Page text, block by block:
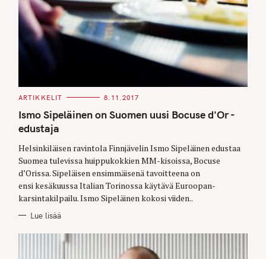
C
T
E
G
O
I
E
S
ARTIKKELIT 8.11.2017
Ismo Sipeläinen on Suomen uusi Bocuse d'Or -
edustaja
Helsinkiläisen ravintola Finnjävelin Ismo Sipeläinen edustaa
Suomea tulevissa huippukokkien MM-kisoissa, Bocuse
d’Orissa. Sipeläisen ensimmäisenä tavoitteena on
ensi kesäkuussa Italian Torinossa käytävä Euroopan-
karsintakilpailu. Ismo Sipeläinen kokosi viiden..
Lue lisää